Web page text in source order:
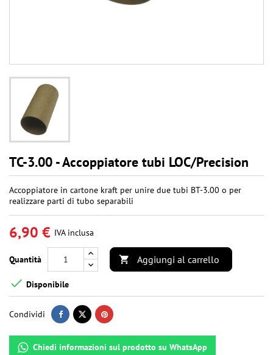
TC-3.00 - Accoppiatore tubi LOC/Precision
Accoppiatore in cartone kraft per unire due tubi BT-3.00 o per
realizzare parti di tubo separabili
6,90 € IVA inclusa
Quantità  Aggiungi al carrello
 Disponibile
Condividi
Chiedi informazioni sul prodotto su WhatsApp